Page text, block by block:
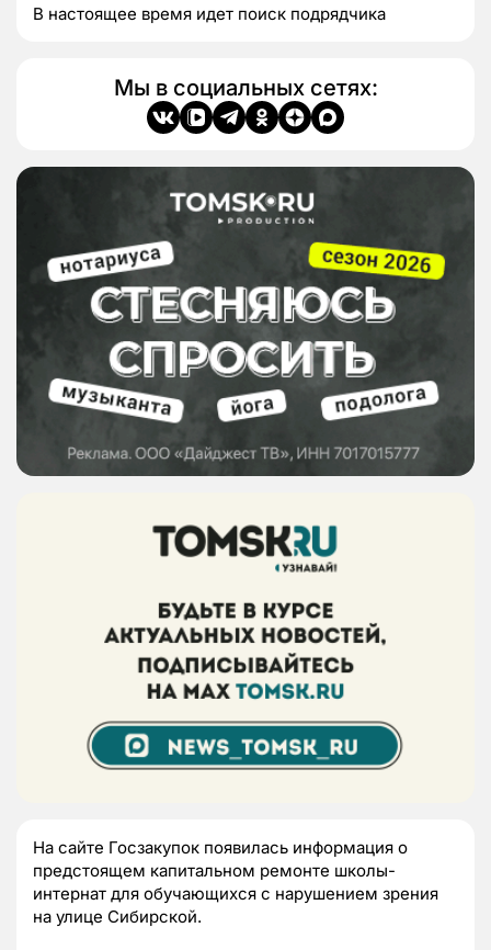
В настоящее время идет поиск подрядчика
Мы в социальных сетях:
На сайте Госзакупок появилась информация о
предстоящем капитальном ремонте школы-
интернат для обучающихся с нарушением зрения
на улице Сибирской.